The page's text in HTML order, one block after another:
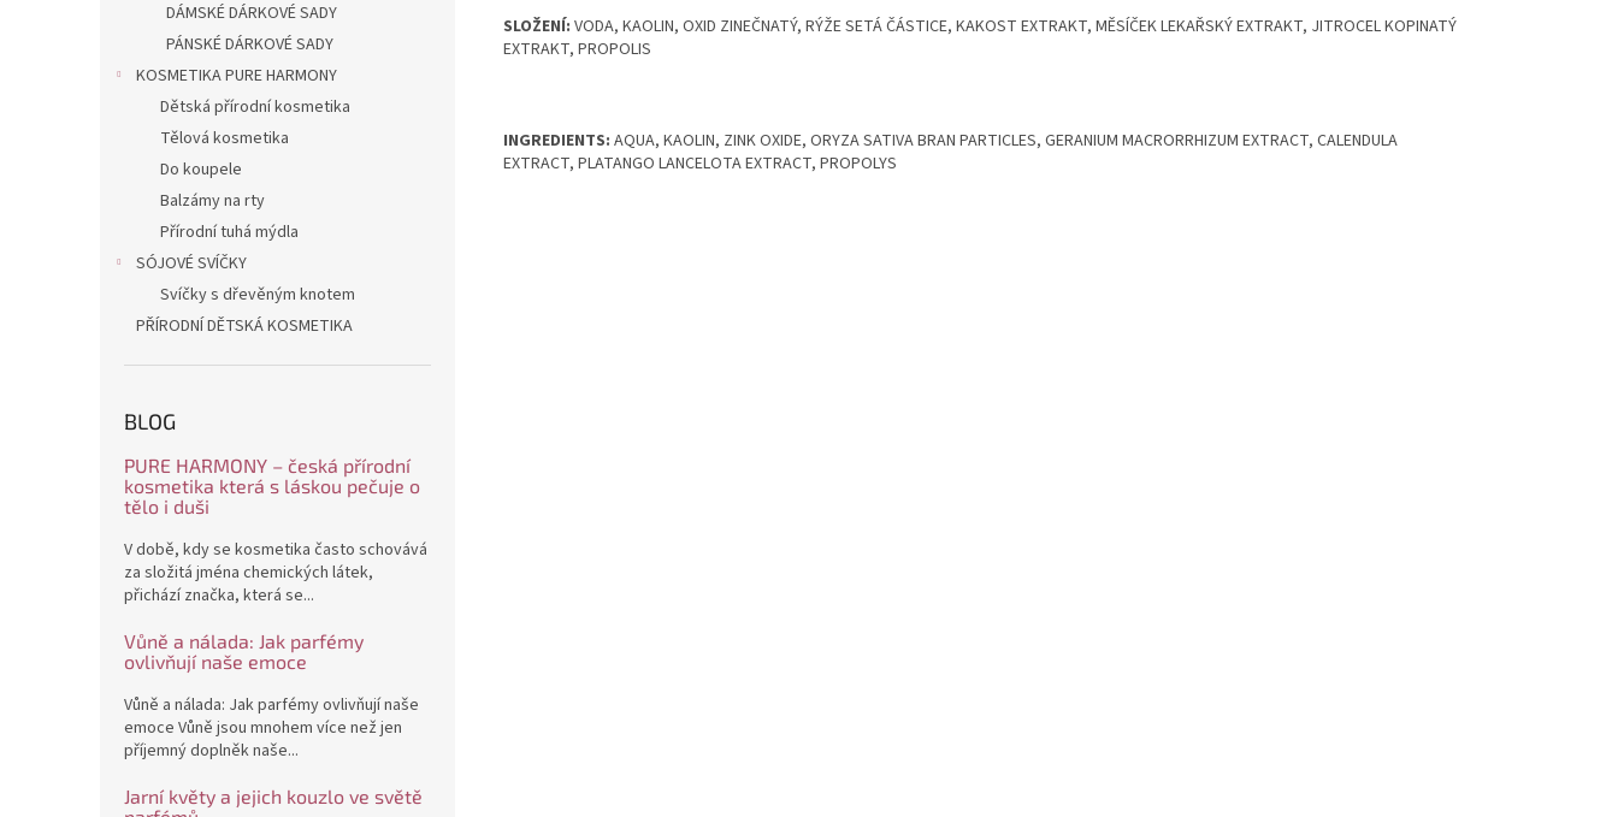
DÁMSKÉ DÁRKOVÉ SADY
PÁNSKÉ DÁRKOVÉ SADY
KOSMETIKA PURE HARMONY
Dětská přírodní kosmetika
Tělová kosmetika
Do koupele
Balzámy na rty
Přírodní tuhá mýdla
SÓJOVÉ SVÍČKY
Svíčky s dřevěným knotem
PŘÍRODNÍ DĚTSKÁ KOSMETIKA
BLOG
PURE HARMONY – česká přírodní
kosmetika která s láskou pečuje o
tělo i duši
V době, kdy se kosmetika často schovává
za složitá jména chemických látek,
přichází značka, která se...
Vůně a nálada: Jak parfémy
ovlivňují naše emoce
Vůně a nálada: Jak parfémy ovlivňují naše
emoce Vůně jsou mnohem více než jen
příjemný doplněk naše...
Jarní květy a jejich kouzlo ve světě
SLOŽENÍ: VODA, KAOLIN, OXID ZINEČNATÝ, RÝŽE SETÁ ČÁSTICE, KAKOST EXTRAKT, MĚSÍČEK LEKAŘSKÝ EXTRAKT, JITROCEL KOPINATÝ
EXTRAKT, PROPOLIS
INGREDIENTS: AQUA, KAOLIN, ZINK OXIDE, ORYZA SATIVA BRAN PARTICLES, GERANIUM MACRORRHIZUM EXTRACT, CALENDULA
EXTRACT, PLATANGO LANCELOTA EXTRACT, PROPOLYS